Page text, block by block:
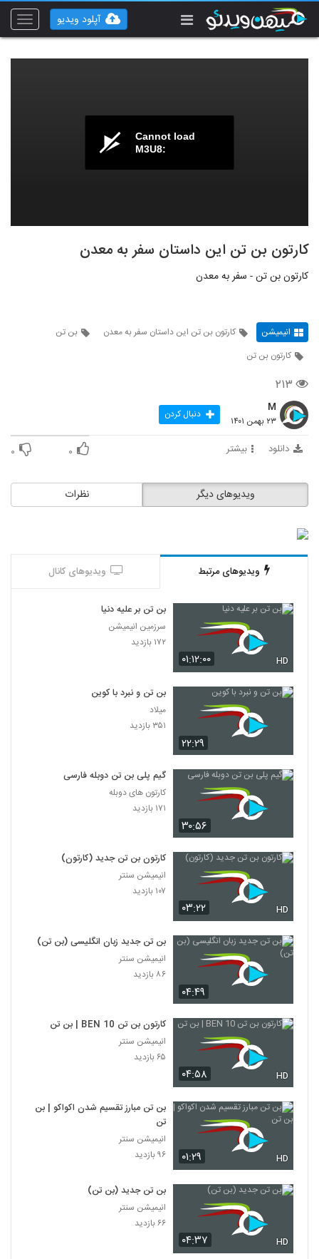
Toggle
آپلود ویدیو
Cannot load
M3U8:
کارتون بن تن این داستان سفر به معدن
کارتون بن تن - سفر به معدن
انیمیشن کارتون بن تن این داستان سفر به معدن
بن تن
کارتون بن تن
۲۱۳
M
۲۳ بهمن ۱۴۰۱ دنبال کردن
دانلود بیشتر ۰ ۰
نظرات ویدیوهای دیگر
ویدیوهای مرتبط ویدیوهای کانال
۰۱:۱۲:۰۰ HD
بن تن بر علیه دنیا
سرزمین انیمیشن
۱۷۲ بازدید
۲۲:۲۹
بن تن و نبرد با کوین
میلاد
۳۵۱ بازدید
۳۰:۵۶
گیم پلی بن تن دوبله فارسی
کارتون های دوبله
۱۷۱ بازدید
۰۳:۲۲ HD
کارتون بن تن جدید (کارتون)
انیمیشن سنتر
۱۰۷ بازدید
۰۴:۴۹
بن تن جدید زبان انگلیسی (بن تن)
انیمیشن سنتر
۸۶ بازدید
۰۴:۵۸ HD
کارتون بن تن BEN 10 | بن تن
انیمیشن سنتر
۶۵ بازدید
۰۱:۲۹ HD
بن تن مبارز تقسیم شدن اکواکو | بن
تن
انیمیشن سنتر
۹۶ بازدید
۰۴:۳۷ HD
بن تن جدید (بن تن)
انیمیشن سنتر
۶۶ بازدید